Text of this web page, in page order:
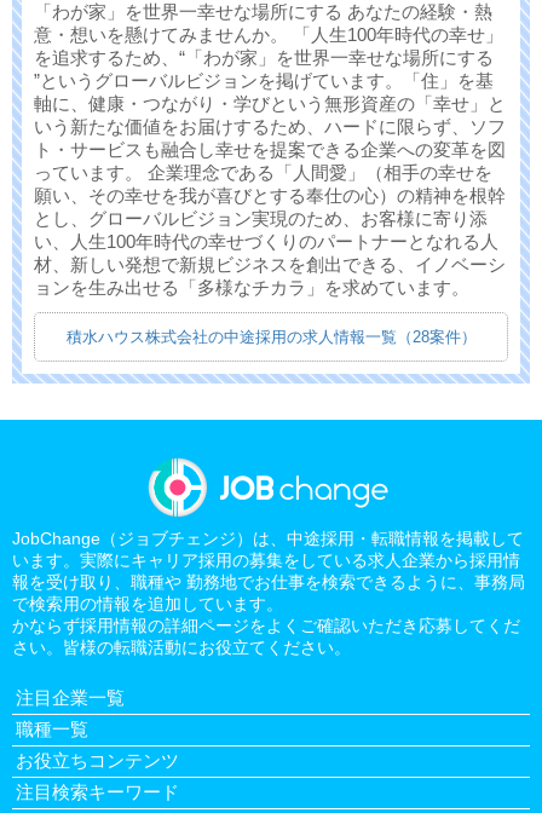
「わが家」を世界一幸せな場所にする あなたの経験・熱
意・想いを懸けてみませんか。 「人生100年時代の幸せ」
を追求するため、“「わが家」を世界一幸せな場所にする
”というグローバルビジョンを掲げています。「住」を基
軸に、健康・つながり・学びという無形資産の「幸せ」と
いう新たな価値をお届けするため、ハードに限らず、ソフ
ト・サービスも融合し幸せを提案できる企業への変革を図
っています。 企業理念である「人間愛」（相手の幸せを
願い、その幸せを我が喜びとする奉仕の心）の精神を根幹
とし、グローバルビジョン実現のため、お客様に寄り添
い、人生100年時代の幸せづくりのパートナーとなれる人
材、新しい発想で新規ビジネスを創出できる、イノベーシ
ョンを生み出せる「多様なチカラ」を求めています。
積水ハウス株式会社の中途採用の求人情報一覧（28案件）
JobChange（ジョブチェンジ）は、中途採用・転職情報を掲載して
います。実際にキャリア採用の募集をしている求人企業から採用情
報を受け取り、職種や 勤務地でお仕事を検索できるように、事務局
で検索用の情報を追加しています。
かならず採用情報の詳細ページをよくご確認いただき応募してくだ
さい。皆様の転職活動にお役立てください。
注目企業一覧
職種一覧
お役立ちコンテンツ
注目検索キーワード